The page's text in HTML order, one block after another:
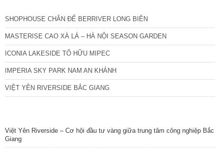
SHOPHOUSE CHÂN ĐẾ BERRIVER LONG BIÊN
MASTERISE CAO XÀ LÁ – HÀ NỘI SEASON GARDEN
ICONIA LAKESIDE TỐ HỮU MIPEC
IMPERIA SKY PARK NAM AN KHÁNH
VIỆT YÊN RIVERSIDE BẮC GIANG
Việt Yên Riverside – Cơ hội đầu tư vàng giữa trung tâm công nghiệp Bắc
Giang